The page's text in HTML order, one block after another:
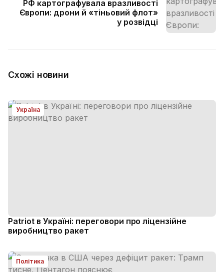
РФ картографувала вразливості
Європи: дрони й «тіньовий флот»
у розвідці
Схожі новини
Україна
Patriot в Україні: переговори про ліцензійне
виробництво ракет
Політика